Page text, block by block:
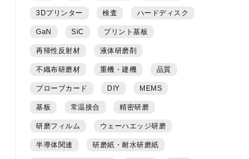
3Dプリンター 検査 ハードディスク
GaN SiC プリント基板
再帰性反射材 液体研磨剤
不織布研磨材 重機・建機 品質
プローブカード DIY MEMS
基板 常温接合 精密研磨
研磨フィルム ウェーハエッジ研磨
半導体関連 研磨紙・耐水研磨紙